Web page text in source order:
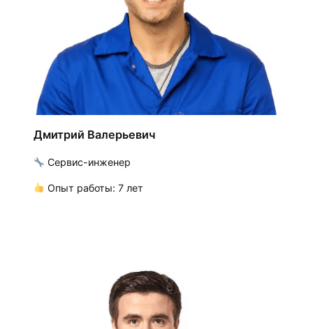
Дмитрий Валерьевич
Сервис-инженер
Опыт работы: 7 лет